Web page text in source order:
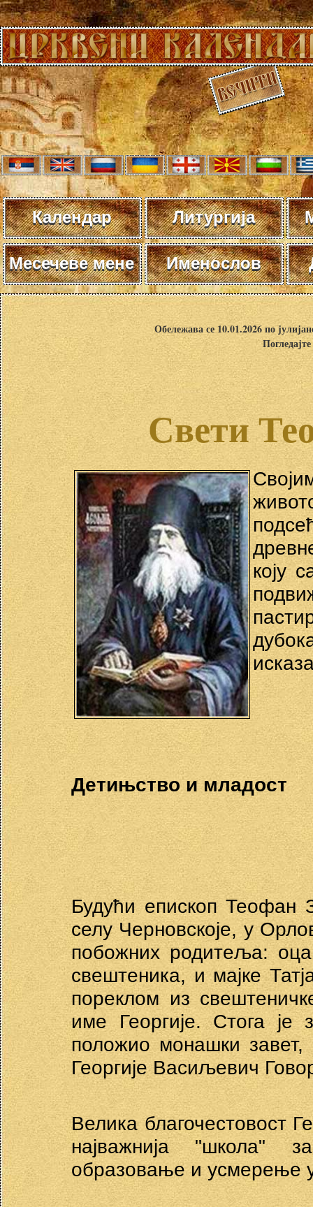
Календар Литургија
Месечеве мене Именослов
Обележава се 10.01.2026 по
Свети
коју
Детињство и младост
Будући епископ Теофан
селу Черновскоје, у
побожних родитеља: оца
свештеника, и мајке
пореклом из
име Георгије. Стога
положио монашки
Георгије Васиљевич
Велика благочестовост
најважнија "школа"
образовање и усмерење